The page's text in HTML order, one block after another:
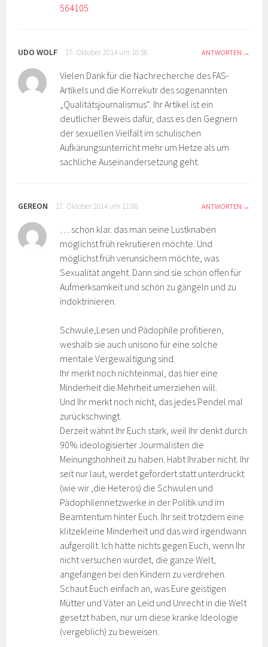
564105
UDO WOLF 17. Oktober 2014 um 10:56 ANTWORTEN
Vielen Dank für die Nachrecherche des FAS-
Artikels und die Korrekutr des sogenannten
„Qualitätsjournalismus“. Ihr Artikel ist ein
deutlicher Beweis dafür, dass es den Gegnern
der sexuellen Vielfalt im schulischen
Aufkärungsunterricht mehr um Hetze als um
sachliche Auseinandersetzung geht.
GEREON 17. Oktober 2014 um 11:08 ANTWORTEN
… schon klar. das man seine Lustknaben
möglichst früh rekrutieren möchte. Und
möglichst früh verunsichern möchte, was
Sexualität angeht. Dann sind sie schön offen für
Aufmerksamkeit und schön zu gängeln und zu
indoktrinieren.
Schwule,Lesen und Pädophile profitieren,
weshalb sie auch unisono für eine solche
mentale Vergewaltigung sind.
Ihr merkt noch nichteinmal, das hier eine
Minderheit die Mehrheit umerziehen will.
Und Ihr merkt noch nicht, das jedes Pendel mal
zurückschwingt.
Derzeit wähnt Ihr Euch stark, weil Ihr denkt durch
90% ideologisierter Jourmalisten die
Meinungshohheit zu haben. Habt Ihraber nicht. Ihr
seit nur laut, werdet gefördert statt unterdrückt
(wie wir ,die Heteros) die Schwulen und
Pädophilennetzwerke in der Politik und im
Beamtentum hinter Euch. Ihr seit trotzdem eine
klitzekleine Minderheit und das wird irgendwann
aufgerollt. Ich hätte nichts gegen Euch, wenn Ihr
nicht versuchen würdet, die ganze Welt,
angefangen bei den Kindern zu verdrehen.
Schaut Euch einfach an, was Eure geistigen
Mütter und Väter an Leid und Unrecht in die Welt
gesetzt haben, nur um diese kranke Ideologie
(vergeblich) zu beweisen.